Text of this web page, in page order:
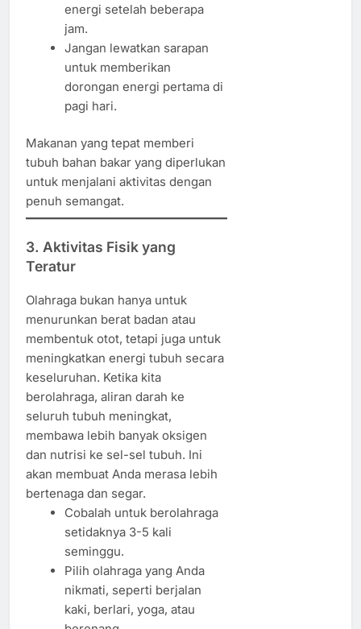
energi setelah beberapa
jam.
Jangan lewatkan sarapan
untuk memberikan
dorongan energi pertama di
pagi hari.
Makanan yang tepat memberi
tubuh bahan bakar yang diperlukan
untuk menjalani aktivitas dengan
penuh semangat.
3. Aktivitas Fisik yang
Teratur
Olahraga bukan hanya untuk
menurunkan berat badan atau
membentuk otot, tetapi juga untuk
meningkatkan energi tubuh secara
keseluruhan. Ketika kita
berolahraga, aliran darah ke
seluruh tubuh meningkat,
membawa lebih banyak oksigen
dan nutrisi ke sel-sel tubuh. Ini
akan membuat Anda merasa lebih
bertenaga dan segar.
Cobalah untuk berolahraga
setidaknya 3-5 kali
seminggu.
Pilih olahraga yang Anda
nikmati, seperti berjalan
kaki, berlari, yoga, atau